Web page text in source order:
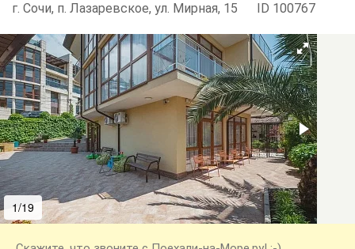
г. Сочи, п. Лазаревское, ул. Мирная, 15 ID 100767
1/19